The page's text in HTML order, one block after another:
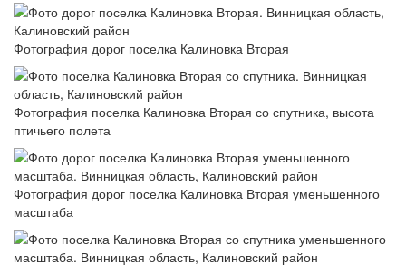
Фотография дорог поселка Калиновка Вторая
Фотография поселка Калиновка Вторая со спутника, высота
птичьего полета
Фотография дорог поселка Калиновка Вторая уменьшенного
масштаба